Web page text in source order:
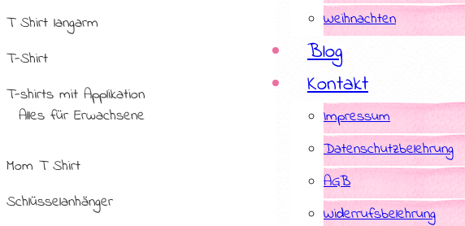
Weihnachten
Blog
Kontakt
Impressum
Datenschutzbelehrung
AGB
Widerrufsbelehrung
T Shirt langarm
T-Shirt
T-shirts mit Applikation
Alles für Erwachsene
Mom T Shirt
Schlüsselanhänger